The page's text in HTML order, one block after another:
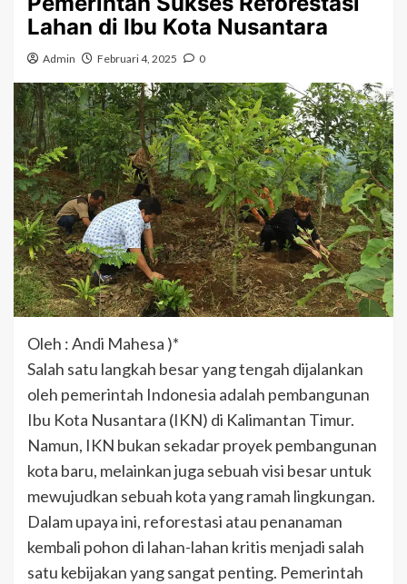
Lahan di Ibu Kota Nusantara
Admin Februari 4, 2025 0
Oleh : Andi Mahesa )*
Salah satu langkah besar yang tengah dijalankan
oleh pemerintah Indonesia adalah pembangunan
Ibu Kota Nusantara (IKN) di Kalimantan Timur.
Namun, IKN bukan sekadar proyek pembangunan
kota baru, melainkan juga sebuah visi besar untuk
mewujudkan sebuah kota yang ramah lingkungan.
Dalam upaya ini, reforestasi atau penanaman
kembali pohon di lahan-lahan kritis menjadi salah
satu kebijakan yang sangat penting. Pemerintah